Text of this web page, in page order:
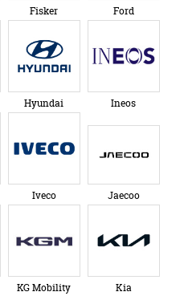
Fisker Ford
Hyundai Ineos
Iveco Jaecoo
KG Mobility Kia